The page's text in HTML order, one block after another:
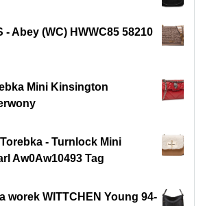
- Abey (WC) HWWC85 58210
Mini Kinsington
- Turnlock Mini
Aw0Aw10493 Tag
worek WITTCHEN Young 94-